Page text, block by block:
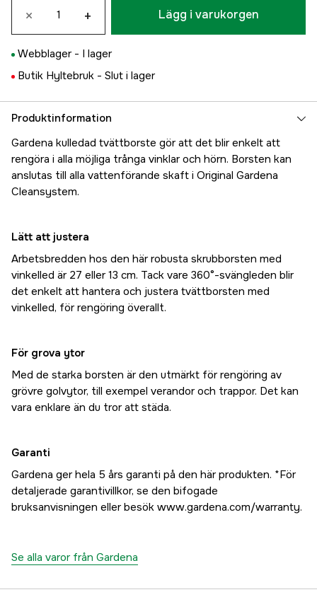
× + Lägg i varukorgen
Webblager - I lager
Butik Hyltebruk - Slut i lager
Produktinformation
Gardena kulledad tvättborste gör att det blir enkelt att
rengöra i alla möjliga trånga vinklar och hörn. Borsten kan
anslutas till alla vattenförande skaft i Original Gardena
Cleansystem.
Lätt att justera
Arbetsbredden hos den här robusta skrubborsten med
vinkelled är 27 eller 13 cm. Tack vare 360°-svängleden blir
det enkelt att hantera och justera tvättborsten med
vinkelled, för rengöring överallt.
För grova ytor
Med de starka borsten är den utmärkt för rengöring av
grövre golvytor, till exempel verandor och trappor. Det kan
vara enklare än du tror att städa.
Garanti
Gardena ger hela 5 års garanti på den här produkten. *För
detaljerade garantivillkor, se den bifogade
bruksanvisningen eller besök www.gardena.com/warranty.
Se alla varor från Gardena